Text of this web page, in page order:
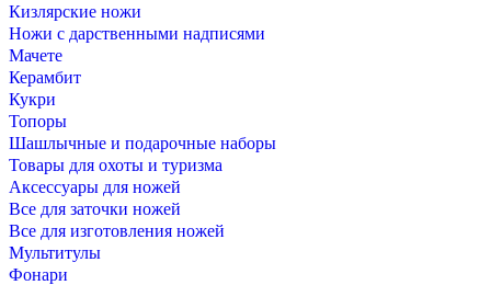
Кизлярские ножи
Ножи с дарственными надписями
Мачете
Керамбит
Кукри
Топоры
Шашлычные и подарочные наборы
Товары для охоты и туризма
Аксессуары для ножей
Все для заточки ножей
Все для изготовления ножей
Мультитулы
Фонари